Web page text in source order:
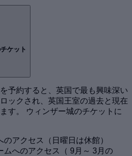
ケット
予約すると、英国で最も興味深い
ックされ、英国王室の過去と現在
す。 ウィンザー城のチケットに
アクセス（日曜日は休館）
ムへのアクセス（ 9月～ 3月の